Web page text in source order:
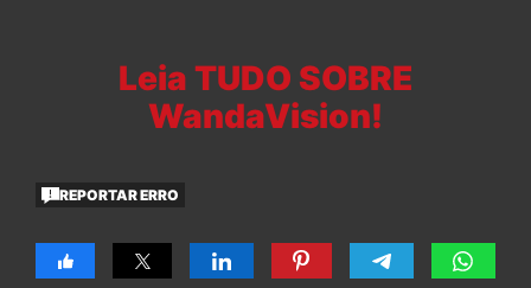
Leia TUDO SOBRE
WandaVision!
REPORTAR ERRO